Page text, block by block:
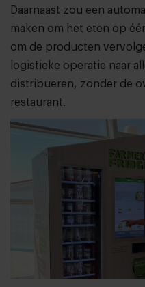
Daarnaast zou een
maken om het eten op
om de producten
logistieke operatie naar
distribueren, zonder de
restaurant.